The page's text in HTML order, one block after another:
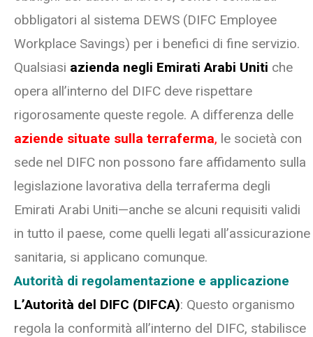
obbligatori al sistema DEWS (DIFC Employee
Workplace Savings) per i benefici di fine servizio.
Qualsiasi azienda negli Emirati Arabi Uniti che
opera all’interno del DIFC deve rispettare
rigorosamente queste regole. A differenza delle
aziende situate sulla terraferma, le società con
sede nel DIFC non possono fare affidamento sulla
legislazione lavorativa della terraferma degli
Emirati Arabi Uniti—anche se alcuni requisiti validi
in tutto il paese, come quelli legati all’assicurazione
sanitaria, si applicano comunque.
Autorità di regolamentazione e applicazione
L’Autorità del DIFC (DIFCA): Questo organismo
regola la conformità all’interno del DIFC, stabilisce